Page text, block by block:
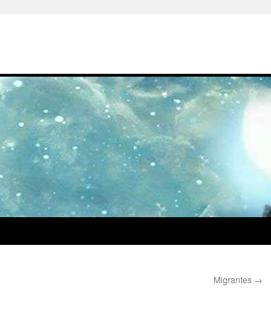
Migrantes →